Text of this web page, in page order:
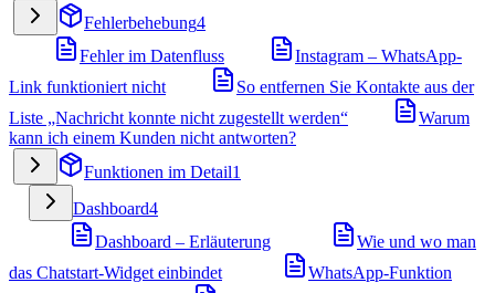
Fehlerbehebung4
Fehler im Datenfluss
Instagram – WhatsApp-
Link funktioniert nicht
So entfernen Sie Kontakte aus der
Liste „Nachricht konnte nicht zugestellt werden“
Warum
kann ich einem Kunden nicht antworten?
Funktionen im Detail1
Dashboard4
Dashboard – Erläuterung
Wie und wo man
das Chatstart-Widget einbindet
WhatsApp-Funktion